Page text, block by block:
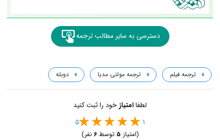
دسترسی به سایر مطالب ترجمه
ترجمه فیلم ترجمه مولتی مدیا دوبله
لطفاامتیاز خود را ثبت کنید
1
5
(امتیاز 5 توسط6نفر)